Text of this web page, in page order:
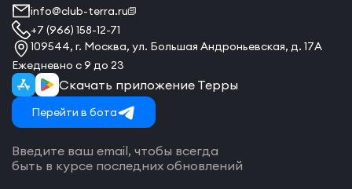
info@club-terra.ru
+7 (966) 158-12-71
109544, г. Москва, ул. Большая Андроньевская, д. 17А
Ежедневно с 9 до 23
Скачать приложение Терры
Перейти в бота
Введите ваш email, чтобы всегда
быть в курсе последних обновлений